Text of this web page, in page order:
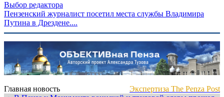
Выбор редактора
Пензенский журналист посетил места службы Владимира
Путина в Дрездене....
Главная новость
Экспертиза The Penza Post